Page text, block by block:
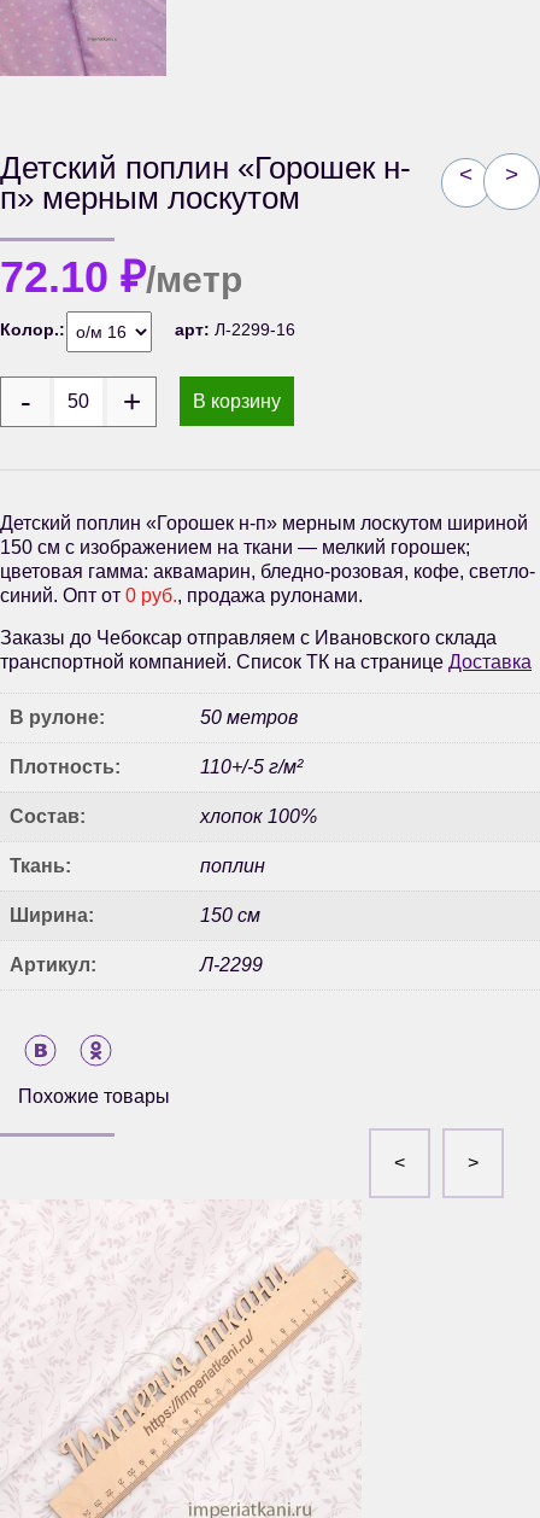
< >
Детский поплин «Горошек н-
п» мерным лоскутом
72.10 ₽/метр
Колор.: арт: Л-2299-16
В корзину
Детский поплин «Горошек н-п» мерным лоскутом шириной
150 см с изображением на ткани — мелкий горошек;
цветовая гамма: аквамарин, бледно-розовая, кофе, светло-
синий. Опт от 0 руб., продажа рулонами.
Заказы до Чебоксар отправляем с Ивановского склада
транспортной компанией. Список ТК на странице Доставка
В рулоне: 50 метров
Плотность: 110+/-5 г/м²
Состав: хлопок 100%
Ткань: поплин
Ширина: 150 см
Артикул: Л-2299
Похожие товары